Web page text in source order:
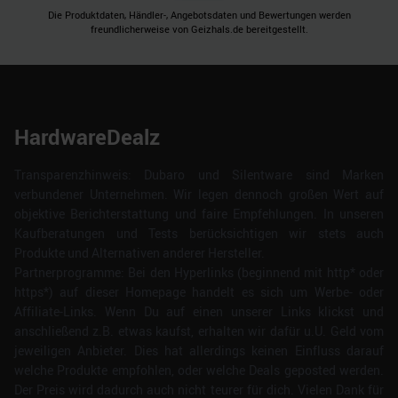
Die Produktdaten, Händler-, Angebotsdaten und Bewertungen werden
freundlicherweise von Geizhals.de bereitgestellt.
HardwareDealz